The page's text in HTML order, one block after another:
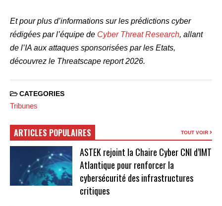
Et pour plus d’informations sur les prédictions cyber
rédigées par l’équipe de Cyber Threat Research, allant
de l’IA aux attaques sponsorisées par les Etats,
découvrez le Threatscape report 2026.
CATEGORIES
Tribunes
ARTICLES POPULAIRES TOUT VOIR
ASTEK rejoint la Chaire Cyber CNI d’IMT
Atlantique pour renforcer la
cybersécurité des infrastructures
critiques